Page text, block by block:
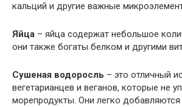
кальций и другие важные
Яйца – яйца содержат небольшое
они также богаты белком и другими
Сушеная водоросль – это отличный
вегетарианцев и веганов, которые не
морепродукты. Они легко